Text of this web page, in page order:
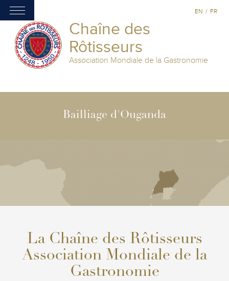
Chaîne des
Rôtisseurs
Association Mondiale de la Gastronomie
EN / FR
Bailliage d'Ouganda
La Chaîne des Rôtisseurs
Association Mondiale de la
Gastronomie